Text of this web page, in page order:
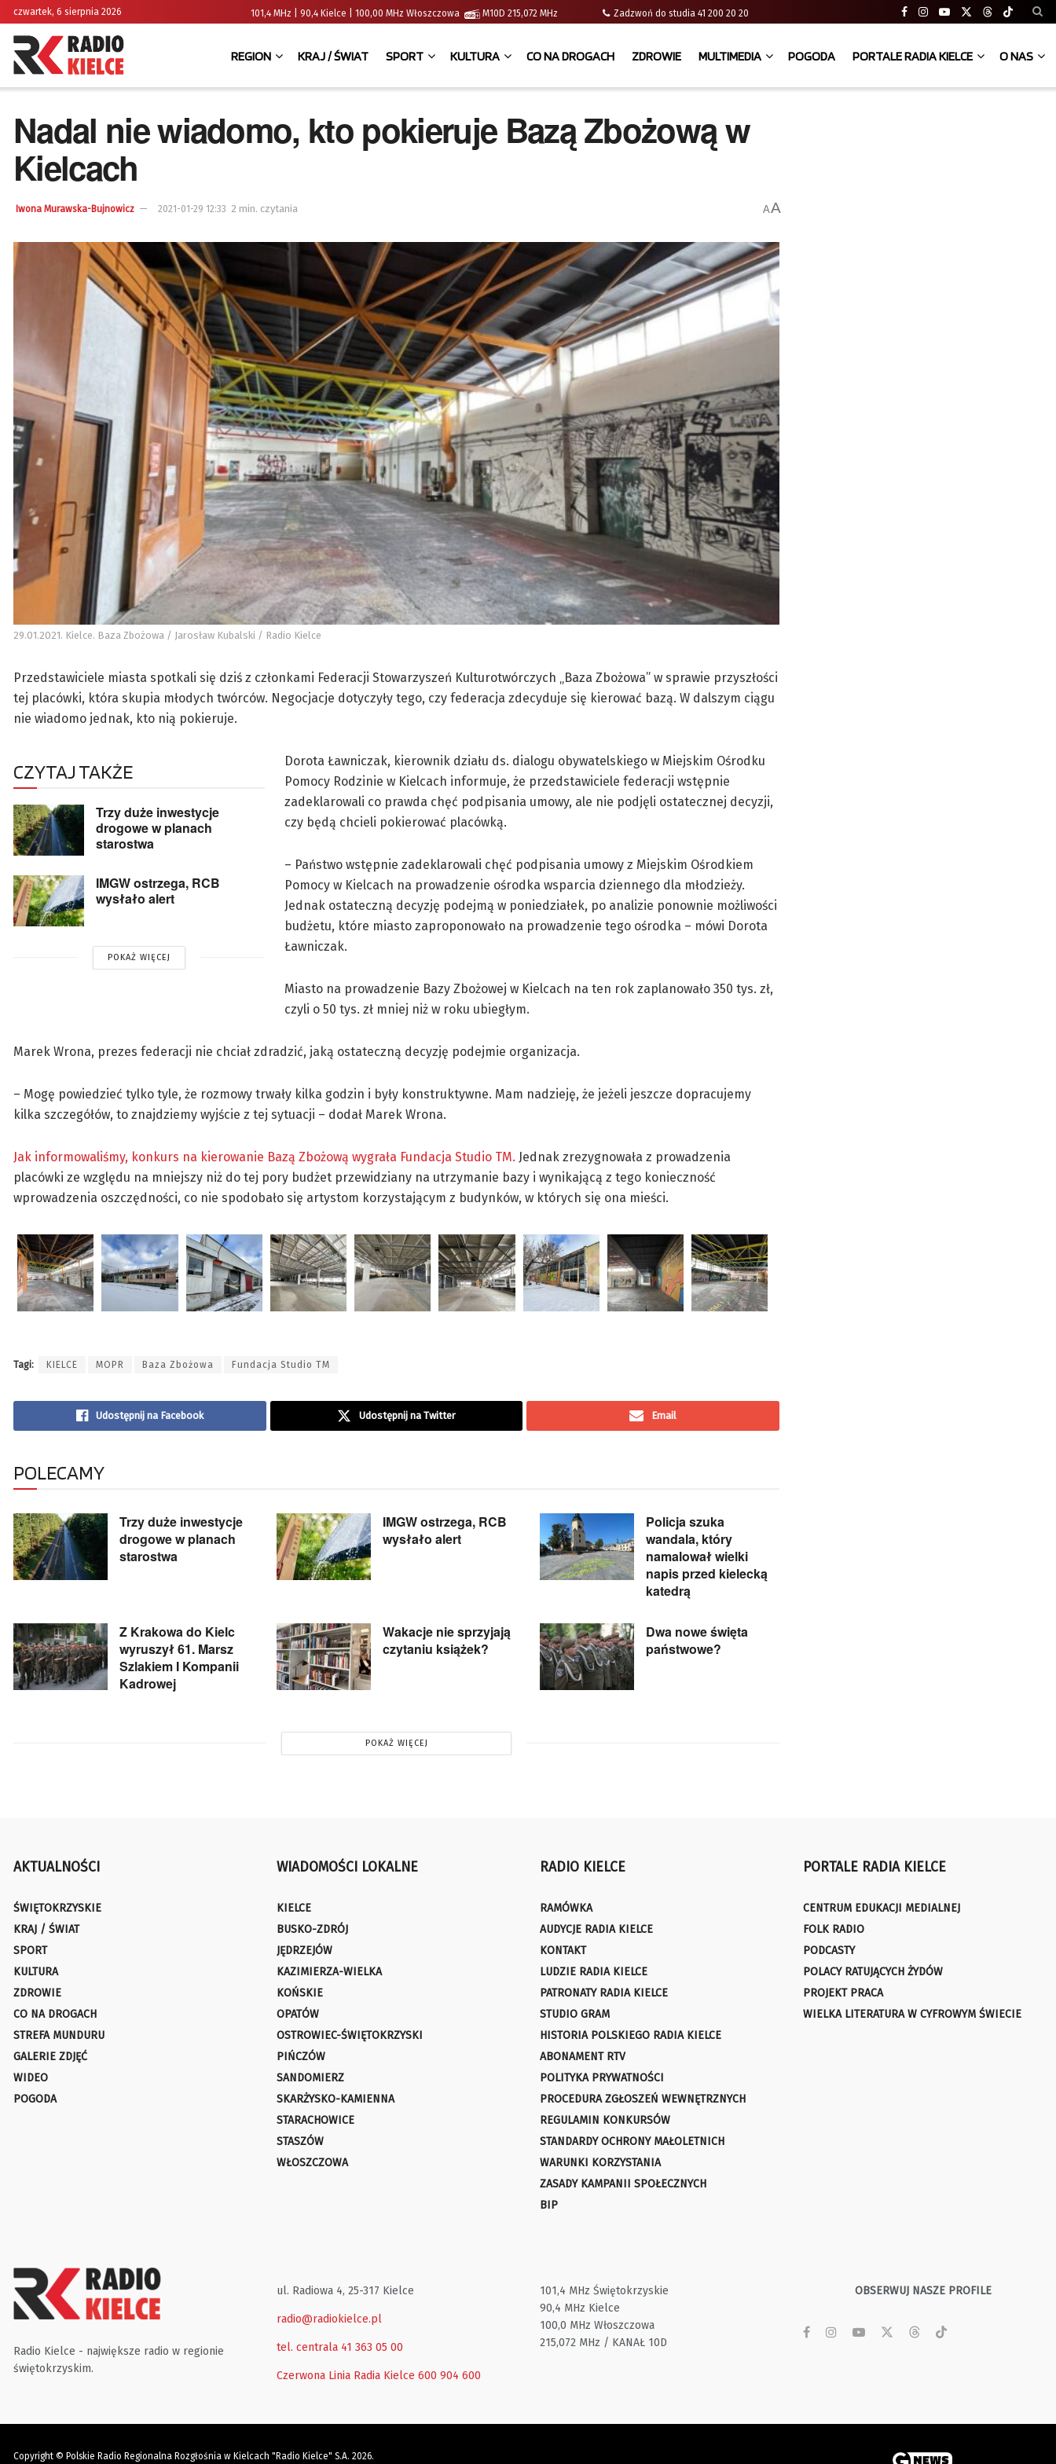
czwartek, 6 sierpnia 2026 101,4 MHz | 90,4 Kielce | 100,00 MHz Włoszczowa M10D 215,072 MHz Zadzwoń do studia 41 200 20 20
REGION KRAJ / ŚWIAT SPORT KULTURA CO NA DROGACH ZDROWIE MULTIMEDIA POGODA PORTALE RADIA KIELCE O NAS
Nadal nie wiadomo, kto pokieruje Bazą Zbożową w
Kielcach
Iwona Murawska-Bujnowicz 2021-01-29 12:33 2 min. czytania AA
29.01.2021. Kielce. Baza Zbożowa / Jarosław Kubalski / Radio Kielce
Przedstawiciele miasta spotkali się dziś z członkami Federacji Stowarzyszeń Kulturotwórczych „Baza Zbożowa” w sprawie przyszłości
tej placówki, która skupia młodych twórców. Negocjacje dotyczyły tego, czy federacja zdecyduje się kierować bazą. W dalszym ciągu
nie wiadomo jednak, kto nią pokieruje.
CZYTAJ TAKŻE
Trzy duże inwestycje
drogowe w planach
starostwa
IMGW ostrzega, RCB
wysłało alert
POKAŻ WIĘCEJ
Dorota Ławniczak, kierownik działu ds. dialogu obywatelskiego w Miejskim Ośrodku
Pomocy Rodzinie w Kielcach informuje, że przedstawiciele federacji wstępnie
zadeklarowali co prawda chęć podpisania umowy, ale nie podjęli ostatecznej decyzji,
czy będą chcieli pokierować placówką.
– Państwo wstępnie zadeklarowali chęć podpisania umowy z Miejskim Ośrodkiem
Pomocy w Kielcach na prowadzenie ośrodka wsparcia dziennego dla młodzieży.
Jednak ostateczną decyzję podejmą w poniedziałek, po analizie ponownie możliwości
budżetu, które miasto zaproponowało na prowadzenie tego ośrodka – mówi Dorota
Ławniczak.
Miasto na prowadzenie Bazy Zbożowej w Kielcach na ten rok zaplanowało 350 tys. zł,
czyli o 50 tys. zł mniej niż w roku ubiegłym.
Marek Wrona, prezes federacji nie chciał zdradzić, jaką ostateczną decyzję podejmie organizacja.
– Mogę powiedzieć tylko tyle, że rozmowy trwały kilka godzin i były konstruktywne. Mam nadzieję, że jeżeli jeszcze dopracujemy
kilka szczegółów, to znajdziemy wyjście z tej sytuacji – dodał Marek Wrona.
Jak informowaliśmy, konkurs na kierowanie Bazą Zbożową wygrała Fundacja Studio TM. Jednak zrezygnowała z prowadzenia
placówki ze względu na mniejszy niż do tej pory budżet przewidziany na utrzymanie bazy i wynikającą z tego konieczność
wprowadzenia oszczędności, co nie spodobało się artystom korzystającym z budynków, w których się ona mieści.
Tagi: KIELCE MOPR Baza Zbożowa Fundacja Studio TM
Udostępnij na Facebook Udostępnij na Twitter Email
POLECAMY
Trzy duże inwestycje
drogowe w planach
starostwa
IMGW ostrzega, RCB
wysłało alert
Policja szuka
wandala, który
namalował wielki
napis przed kielecką
katedrą
Z Krakowa do Kielc
wyruszył 61. Marsz
Szlakiem I Kompanii
Kadrowej
Wakacje nie sprzyjają
czytaniu książek?
Dwa nowe święta
państwowe?
POKAŻ WIĘCEJ
AKTUALNOŚCI
ŚWIĘTOKRZYSKIE
KRAJ / ŚWIAT
SPORT
KULTURA
ZDROWIE
CO NA DROGACH
STREFA MUNDURU
GALERIE ZDJĘĆ
WIDEO
POGODA
WIADOMOŚCI LOKALNE
KIELCE
BUSKO-ZDRÓJ
JĘDRZEJÓW
KAZIMIERZA-WIELKA
KOŃSKIE
OPATÓW
OSTROWIEC-ŚWIĘTOKRZYSKI
PIŃCZÓW
SANDOMIERZ
SKARŻYSKO-KAMIENNA
STARACHOWICE
STASZÓW
WŁOSZCZOWA
RADIO KIELCE
RAMÓWKA
AUDYCJE RADIA KIELCE
KONTAKT
LUDZIE RADIA KIELCE
PATRONATY RADIA KIELCE
STUDIO GRAM
HISTORIA POLSKIEGO RADIA KIELCE
ABONAMENT RTV
POLITYKA PRYWATNOŚCI
PROCEDURA ZGŁOSZEŃ WEWNĘTRZNYCH
REGULAMIN KONKURSÓW
STANDARDY OCHRONY MAŁOLETNICH
WARUNKI KORZYSTANIA
ZASADY KAMPANII SPOŁECZNYCH
BIP
PORTALE RADIA KIELCE
CENTRUM EDUKACJI MEDIALNEJ
FOLK RADIO
PODCASTY
POLACY RATUJĄCYCH ŻYDÓW
PROJEKT PRACA
WIELKA LITERATURA W CYFROWYM ŚWIECIE
Radio Kielce - największe radio w regionie
świętokrzyskim.
ul. Radiowa 4, 25-317 Kielce
radio@radiokielce.pl
tel. centrala 41 363 05 00
Czerwona Linia Radia Kielce 600 904 600
101,4 MHz Świętokrzyskie
90,4 MHz Kielce
100,0 MHz Włoszczowa
215,072 MHz / KANAŁ 10D
OBSERWUJ NASZE PROFILE
Copyright © Polskie Radio Regionalna Rozgłośnia w Kielcach "Radio Kielce" S.A. 2026.